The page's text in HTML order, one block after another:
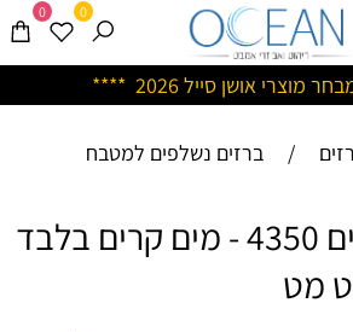
מוצרי אושן סייל 2026 ****
0 0
/ ברזים נשלפים למטבח
ברז מילוי סירים 4350 - מים קרים בלבד
מט